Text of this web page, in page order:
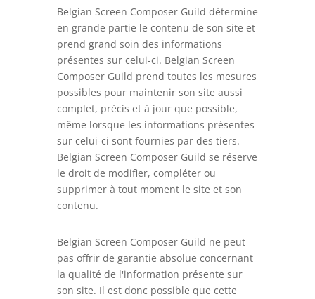
Belgian Screen Composer Guild détermine
en grande partie le contenu de son site et
prend grand soin des informations
présentes sur celui-ci. Belgian Screen
Composer Guild prend toutes les mesures
possibles pour maintenir son site aussi
complet, précis et à jour que possible,
même lorsque les informations présentes
sur celui-ci sont fournies par des tiers.
Belgian Screen Composer Guild se réserve
le droit de modifier, compléter ou
supprimer à tout moment le site et son
contenu.
Belgian Screen Composer Guild ne peut
pas offrir de garantie absolue concernant
la qualité de l'information présente sur
son site. Il est donc possible que cette